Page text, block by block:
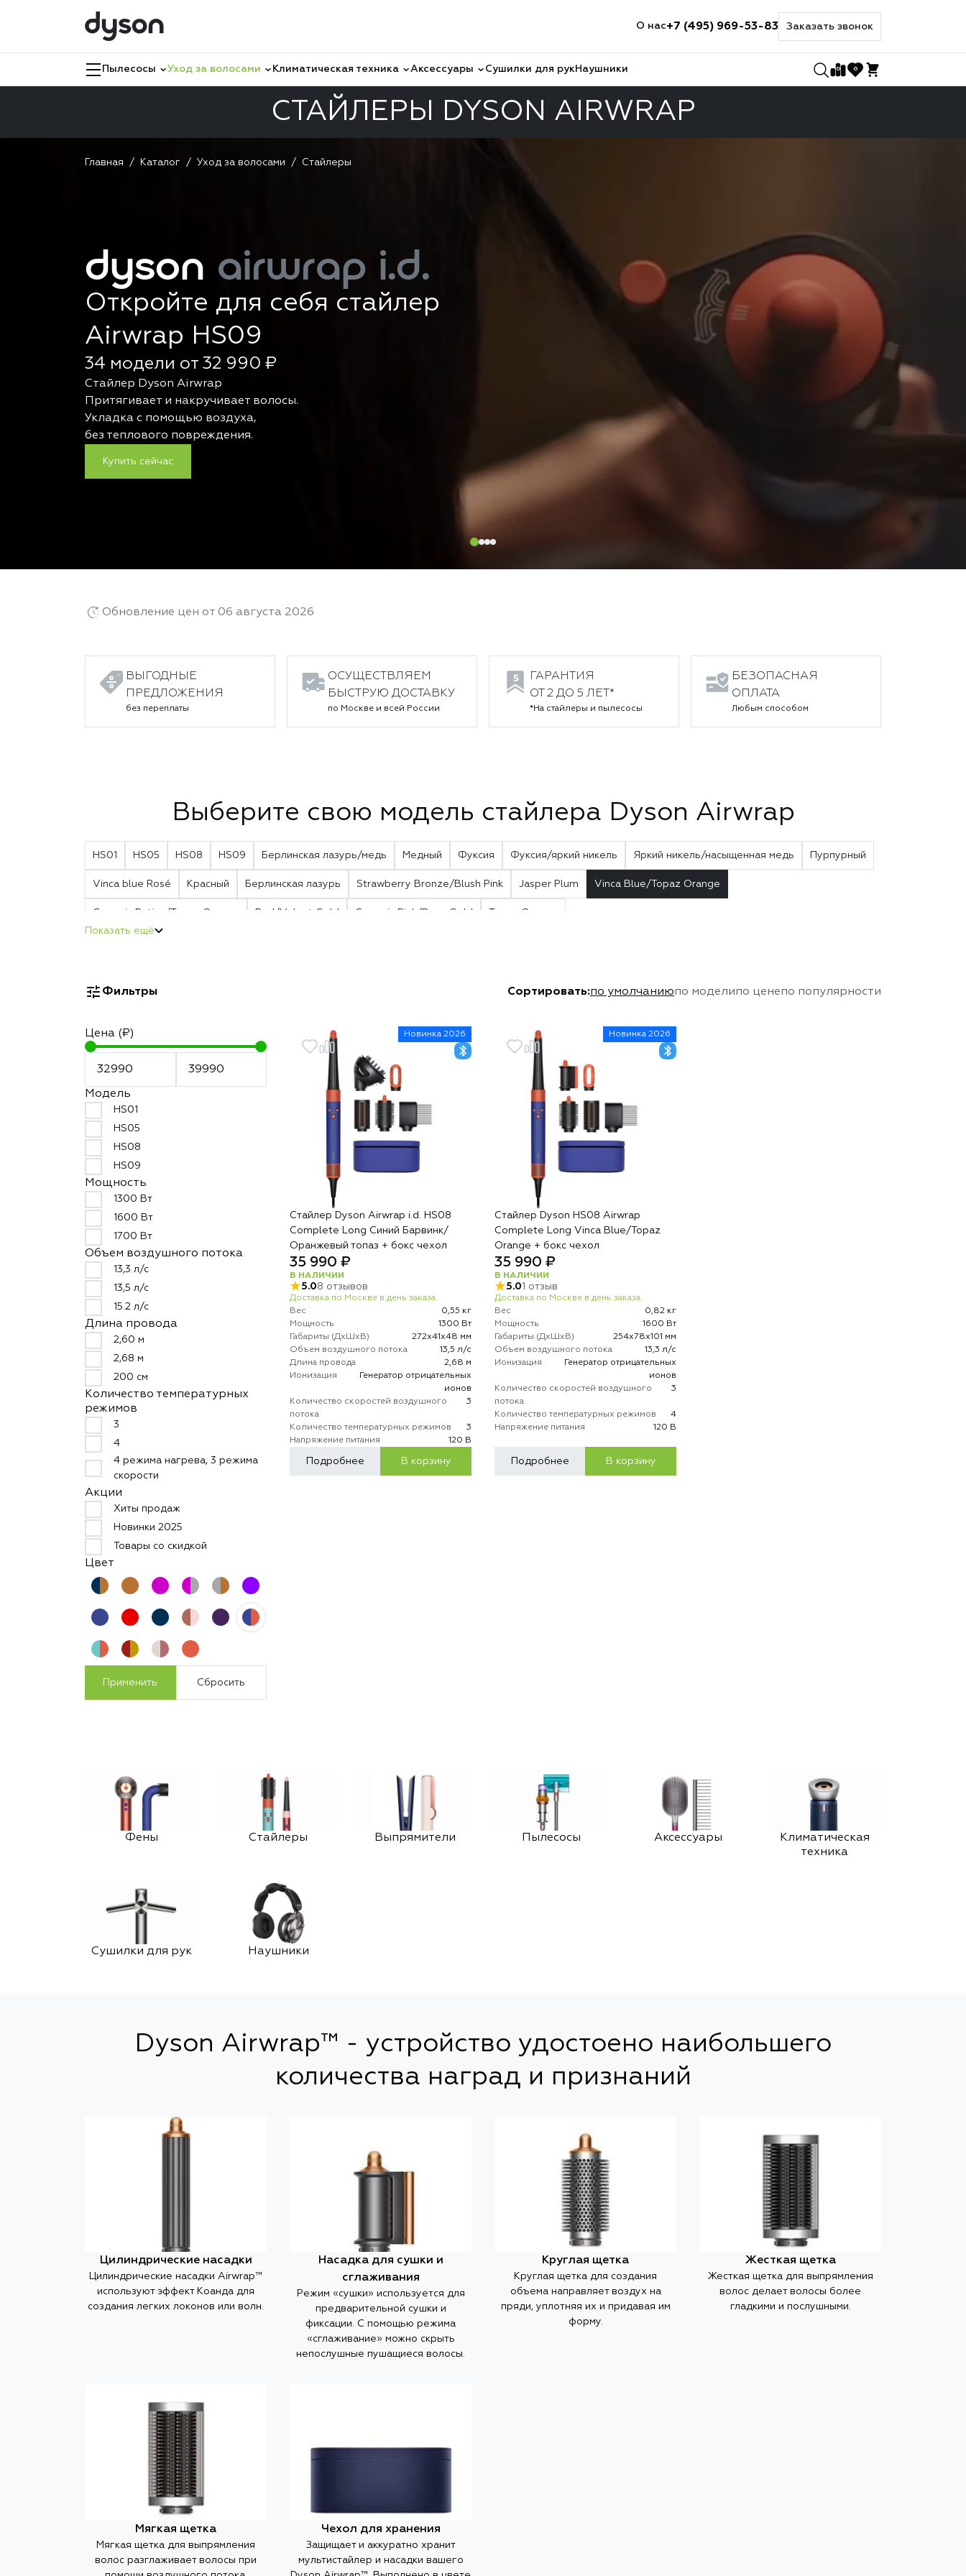
О нас+7 (495) 969-53-83 Заказать звонок
Пылесосы Уход за волосами Климатическая техника Аксессуары Сушилки для рукНаушники 0 0
СТАЙЛЕРЫ DYSON AIRWRAP
Главная Каталог Уход за волосами Стайлеры
dyson airwrap i.d.
Откройте для себя стайлер
Airwrap HS09
34 модели от 32 990 ₽
Стайлер Dyson Airwrap
Притягивает и накручивает волосы.
Укладка с помощью воздуха,
без теплового повреждения.
Купить сейчас
Обновление цен от 06 августа 2026
ВЫГОДНЫЕ
ПРЕДЛОЖЕНИЯ
без переплаты
ОСУЩЕСТВЛЯЕМ
БЫСТРУЮ ДОСТАВКУ
по Москве и всей России
ГАРАНТИЯ
ОТ 2 ДО 5 ЛЕТ*
*На стайлеры и пылесосы
БЕЗОПАСНАЯ
ОПЛАТА
Любым способом
Выберите свою модель стайлера Dyson Airwrap
HS01 HS05 HS08 HS09 Берлинская лазурь/медь Медный Фуксия Фуксия/яркий никель Яркий никель/насыщенная медь Пурпурный
Vinca blue Rosé Красный Берлинская лазурь Strawberry Bronze/Blush Pink Jasper Plum Vinca Blue/Topaz Orange
Ceramic Patina/Topaz Orange Red/Velvet Gold Ceramic Pink/Rose Gold Topaz Orange
Фильтры Сортировать:по умолчаниюпо моделипо ценепо популярности
Цена (₽)
Модель
HS01
HS05
HS08
HS09
Мощность
1300 Вт
1600 Вт
1700 Вт
Объем воздушного потока
13,3 л/с
13,5 л/с
15.2 л/с
Длина провода
2,60 м
2,68 м
200 см
Количество температурных
режимов
3
4
4 режима нагрева, 3 режима
скорости
Акции
Хиты продаж
Новинки 2025
Товары со скидкой
Цвет
Применить Сбросить
Новинка 2026
Стайлер Dyson Airwrap i.d. HS08
Complete Long Синий Барвинк/
Оранжевый топаз + бокс чехол
35 990 ₽
В НАЛИЧИИ
5.08 отзывов
Доставка по Москве в день заказа.
Вес
0,55 кг
Мощность
1300 Вт
Габариты (ДхШхВ)
272х41х48 мм
Объем воздушного потока
13,5 л/с
Длина провода
2,68 м
Ионизация
Генератор отрицательных
ионов
Количество скоростей воздушного
потока
3
Количество температурных режимов
3
Напряжение питания
120 В
Подробнее В корзину
Новинка 2026
Стайлер Dyson HS08 Airwrap
Complete Long Vinca Blue/Topaz
Orange + бокс чехол
35 990 ₽
В НАЛИЧИИ
5.01 отзыв
Доставка по Москве в день заказа.
Вес
0,82 кг
Мощность
1600 Вт
Габариты (ДхШхВ)
254х78х101 мм
Объем воздушного потока
13,3 л/с
Ионизация
Генератор отрицательных
ионов
Количество скоростей воздушного
потока
3
Количество температурных режимов
4
Напряжение питания
120 В
Подробнее В корзину
Фены Стайлеры Выпрямители Пылесосы Аксессуары
Климатическая
техника
Сушилки для рук Наушники
Dyson Airwrap™ - устройство удостоено наибольшего
количества наград и признаний
Цилиндрические насадки
Цилиндрические насадки Airwrap™
используют эффект Коанда для
создания легких локонов или волн.
Насадка для сушки и
сглаживания
Режим «сушки» используется для
предварительной сушки и
фиксации. С помощью режима
«сглаживание» можно скрыть
непослушные пушащиеся волосы.
Круглая щетка
Круглая щетка для создания
объема направляет воздух на
пряди, уплотняя их и придавая им
форму.
Жесткая щетка
Жесткая щетка для выпрямления
волос делает волосы более
гладкими и послушными.
Мягкая щетка
Мягкая щетка для выпрямления
волос разглаживает волосы при
Чехол для хранения
Защищает и аккуратно хранит
мультистайлер и насадки вашего